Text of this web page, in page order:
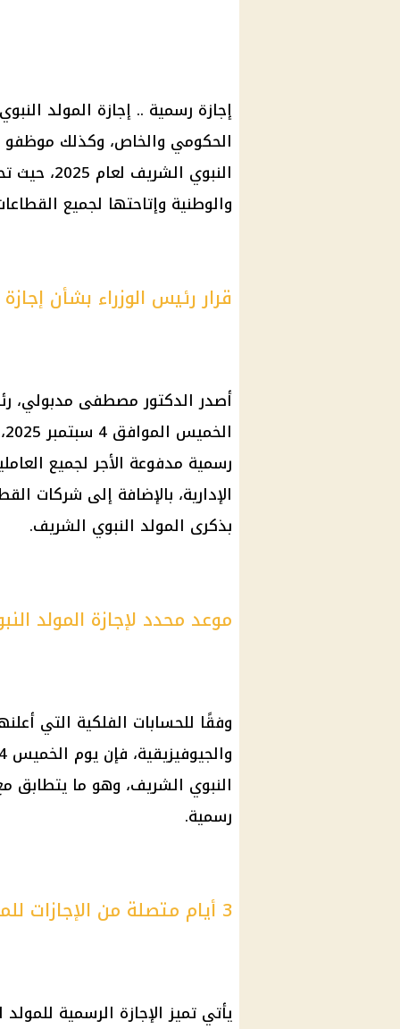
الحكومي والخاص، وكذلك موظفو
النبوي
والوطنية وإتاحتها لجميع
قرار رئيس الوزراء بشأن
أصدر الدكتور مصطفى مدبولي،
رسمية مدفوعة الأجر لجميع
الإدارية، بالإضافة إلى شركات
بذكرى المولد النبوي الشريف.
موعد محدد لإجازة المولد النبوي
وفقًا للحسابات الفلكية التي
النبوي الشريف، وهو ما يتطابق
رسمية.
3 أيام متصلة من الإجازات للمواطنين
يأتي تميز الإجازة الرسمية